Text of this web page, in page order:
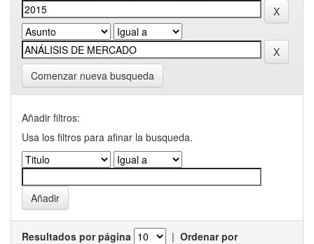
Comenzar nueva busqueda
Añadir filtros:
Usa los filtros para afinar la busqueda.
Resultados por página | Ordenar por